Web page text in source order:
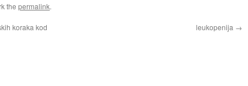
the permalink.
koraka kod
leukopenija →